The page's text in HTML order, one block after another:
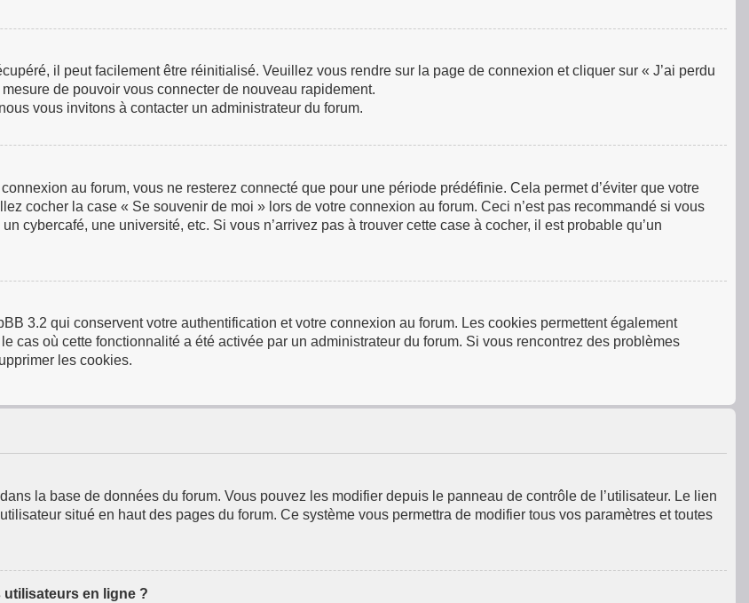
il peut facilement être réinitialisé. Veuillez vous rendre sur la page de connexion et cliquer sur « J’ai perdu
de pouvoir vous connecter de nouveau rapidement.
vous invitons à contacter un administrateur du forum.
au forum, vous ne resterez connecté que pour une période prédéfinie. Cela permet d’éviter que votre
cocher la case « Se souvenir de moi » lors de votre connexion au forum. Ceci n’est pas recommandé si vous
cybercafé, une université, etc. Si vous n’arrivez pas à trouver cette case à cocher, il est probable qu’un
3.2 qui conservent votre authentification et votre connexion au forum. Les cookies permettent également
cas où cette fonctionnalité a été activée par un administrateur du forum. Si vous rencontrez des problèmes
les cookies.
la base de données du forum. Vous pouvez les modifier depuis le panneau de contrôle de l’utilisateur. Le lien
situé en haut des pages du forum. Ce système vous permettra de modifier tous vos paramètres et toutes
utilisateurs en ligne ?